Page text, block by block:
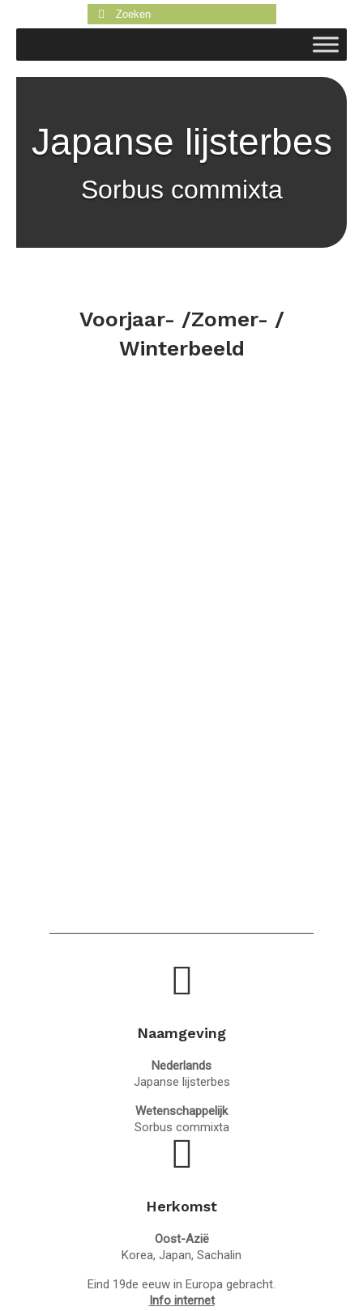
Zoeken
naar:
Japanse lijsterbes
Sorbus commixta
Voorjaar- /Zomer- /
Winterbeeld
Naamgeving
Nederlands
Japanse lijsterbes
Wetenschappelijk
Sorbus commixta
Herkomst
Oost-Azië
Korea, Japan, Sachalin
Eind 19de eeuw in Europa gebracht.
Infointernet